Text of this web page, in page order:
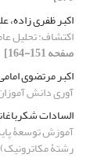
اکبر ظفری زاده،
اکتشاف: تحلیل
صفحه 151-164]
اکبر مرتضوی
آوری دانش
السادات
آموزش توسعۀ
رشتۀ مکاترونیک)